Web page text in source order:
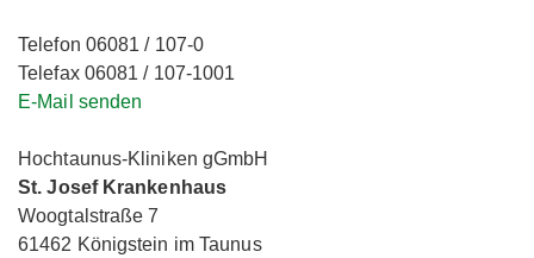
Telefon 06081 / 107-0
Telefax 06081 / 107-1001
E-Mail senden
Hochtaunus-Kliniken gGmbH
St. Josef Krankenhaus
Woogtalstraße 7
61462 Königstein im Taunus